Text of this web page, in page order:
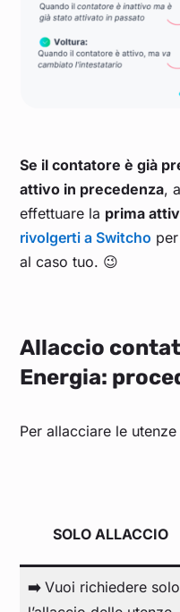
Se il contatore è già
attivo in precedenza,
effettuare la prima
rivolgerti a Switcho
al caso tuo. 😉
Allaccio
Energia:
Per allacciare le
SOLO ALLACCIO
➡️Vuoi richiedere solo